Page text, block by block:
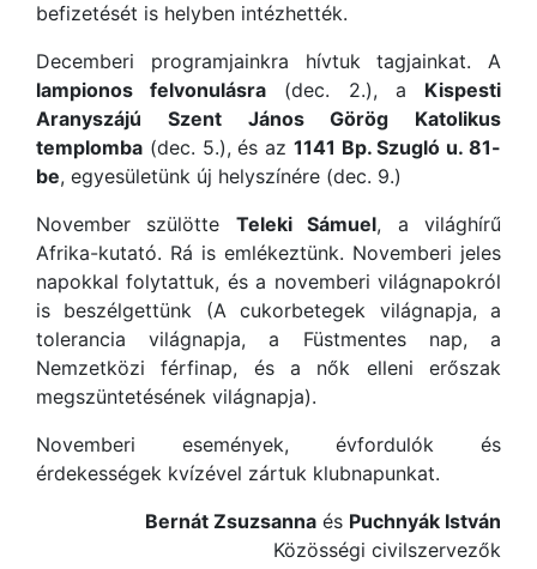
befizetését is helyben intézhették.
Decemberi programjainkra hívtuk tagjainkat. A
lampionos felvonulásra (dec. 2.), a Kispesti
Aranyszájú Szent János Görög Katolikus
templomba (dec. 5.), és az 1141 Bp. Szugló u. 81-
be, egyesületünk új helyszínére (dec. 9.)
November szülötte Teleki Sámuel, a világhírű
Afrika-kutató. Rá is emlékeztünk. Novemberi jeles
napokkal folytattuk, és a novemberi világnapokról
is beszélgettünk (A cukorbetegek világnapja, a
tolerancia világnapja, a Füstmentes nap, a
Nemzetközi férfinap, és a nők elleni erőszak
megszüntetésének világnapja).
Novemberi események, évfordulók és
érdekességek kvízével zártuk klubnapunkat.
Bernát Zsuzsanna és Puchnyák István
Közösségi civilszervezők